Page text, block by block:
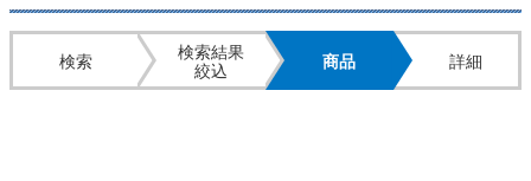
検索
検索結果
絞込
商品 詳細